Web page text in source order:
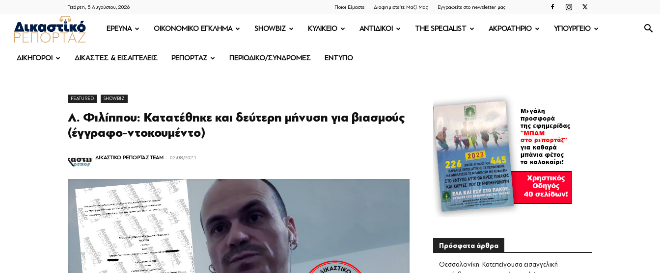
Τετάρτη, 5 Αυγούστου, 2026 Ποιοι Είμαστε Διαφημιστείτε Μαζί Μας Εγγραφείτε στο newsletter μας
ΔΙΚΑΣΤΙΚΟ
ΡΕΠΟΡΤΑΖ
ΕΡΕΥΝΑ OIKONOMIKO ΕΓΚΛΗΜΑ SHOWBIZ ΚΥΛΙΚΕΙΟ ΑΝΤΙΔΙΚΟΙ THE SPECIALIST ΑΚΡΟΑΤΗΡΙΟ ΥΠΟΥΡΓΕΙΟ
ΔΙΚΗΓΟΡΟΙ ΔΙΚΑΣΤΕΣ & ΕΙΣΑΓΓΕΛΕΙΣ ΡΕΠΟΡΤΑΖ ΠΕΡΙΟΔΙΚΟ/ΣΥΝΔΡΟΜΕΣ ΕΝΤΥΠΟ
FEATURED SHOWBIZ
Λ. Φιλίππου: Κατατέθηκε και δεύτερη μήνυση για βιασμούς
(έγγραφο-ντοκουμέντο)
ΔΙΚΑΣΤΙΚΟ ΡΕΠΟΡΤΑΖ TEAM - 02/08/2021
Πρόσφατα άρθρα
Θεσσαλονίκη: Κατεπείγουσα εισαγγελική